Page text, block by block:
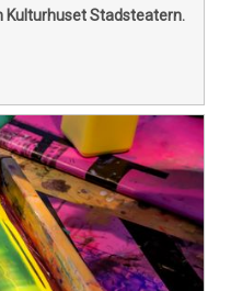
Stadsteatern.